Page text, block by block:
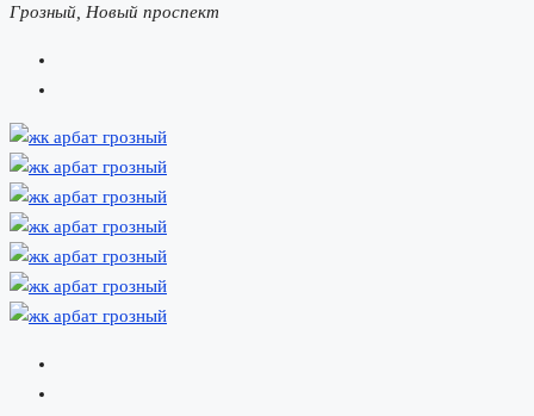
Грозный, Новый проспект